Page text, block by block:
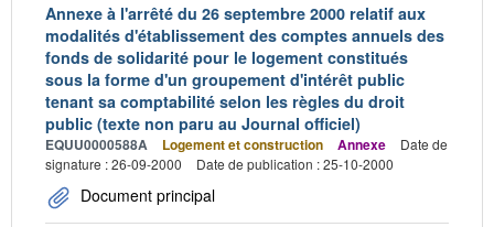
Annexe à l'arrêté du 26 septembre 2000 relatif aux
modalités d'établissement des comptes annuels des
fonds de solidarité pour le logement constitués
sous la forme d'un groupement d'intérêt public
tenant sa comptabilité selon les règles du droit
public (texte non paru au Journal officiel)
EQUU0000588A Logement et construction Annexe
Date de
signature : 26-09-2000
Date de publication : 25-10-2000
Document principal